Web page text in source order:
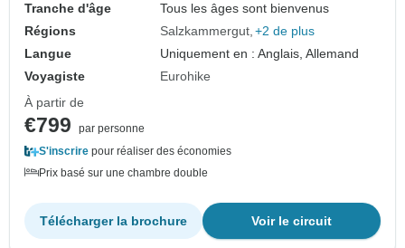
Tranche d'âge
Tous les âges sont bienvenus
Régions
Salzkammergut +2 de plus
Langue
Uniquement en : Anglais, Allemand
Voyagiste
Eurohike
À partir de
€799
par personne
S'inscrire pour réaliser des économies
Prix basé sur une chambre double
Voir le circuit
Télécharger la brochure